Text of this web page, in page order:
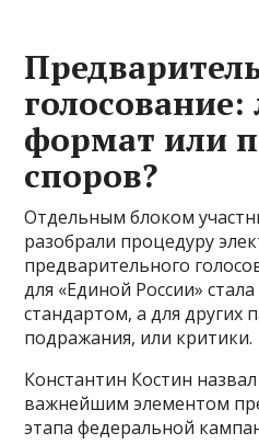
формат или
споров?
Отдельным блоком
разобрали процедуру
предварительного
для «Единой России»
стандартом, а для
подражания, или критики.
Константин Костин
важнейшим элементом
этапа федеральной